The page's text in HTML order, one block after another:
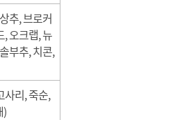
추, 브로커
, 오크랩, 뉴
부추, 치콘,
사리, 죽순,
)